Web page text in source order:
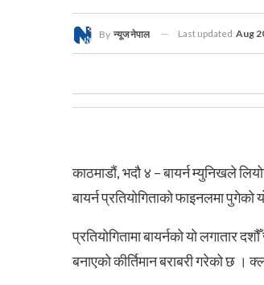
By न्यूज नेपाल Last updated Aug
काठमाडौं, भदौ ४ – बायर्न म्युनिखले
बायर्न प्रतियोगिताको फाइनलमा
प्रतियोगितामा बायर्नको यो
बनाएको कीर्तिमान बराबरी गरेको छ